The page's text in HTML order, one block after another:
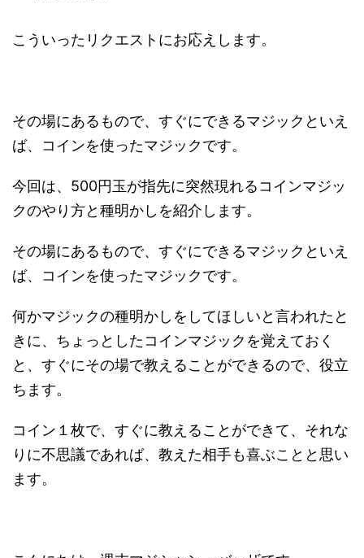
こういったリクエストにお応えします。
その場にあるもので、すぐにできるマジックといえ
ば、コインを使ったマジックです。
今回は、500円玉が指先に突然現れるコインマジッ
クのやり方と種明かしを紹介します。
その場にあるもので、すぐにできるマジックといえ
ば、コインを使ったマジックです。
何かマジックの種明かしをしてほしいと言われたと
きに、ちょっとしたコインマジックを覚えておく
と、すぐにその場で教えることができるので、役立
ちます。
コイン１枚で、すぐに教えることができて、それな
りに不思議であれば、教えた相手も喜ぶことと思い
ます。